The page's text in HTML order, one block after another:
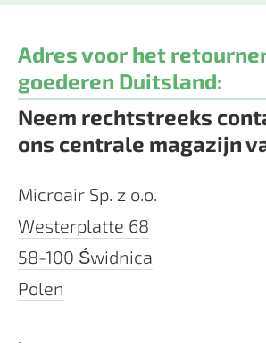
Adres voor het
goederen Duitsland:
Neem rechtstreeks
ons centrale magazijn
Microair Sp. z o.o.
Westerplatte 68
58-100 Świdnica
Polen
.